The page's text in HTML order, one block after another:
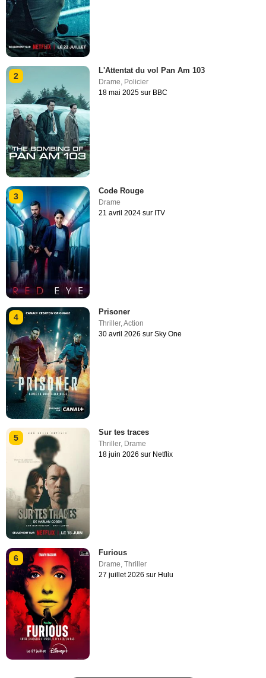
2
L'Attentat du vol Pan Am 103
Drame, Policier
18 mai 2025 sur BBC
3
Code Rouge
Drame
21 avril 2024 sur ITV
4
Prisoner
Thriller,Action
30 avril 2026 sur Sky One
5
Sur tes traces
Thriller, Drame
18 juin 2026 sur Netflix
6
Furious
Drame,Thriller
27 juillet 2026 sur Hulu